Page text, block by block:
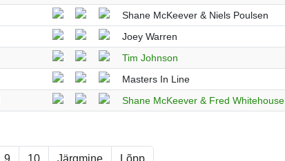
9 10 Järgmine Lõpp
Shane McKeever & Niels Poulsen
Joey Warren
Tim Johnson
Masters In Line
Shane McKeever & Fred Whitehouse